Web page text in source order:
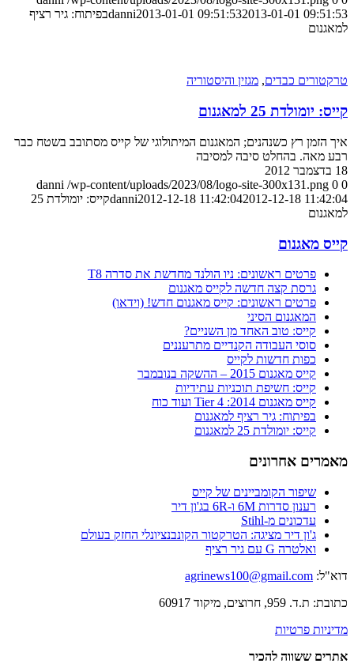
danni2013-01-01 09:51:532013-01-01 09:51:53
בפיתוח: גיר רציף
למאגנום
טרקטורים כבדים, מגזין והיסטוריה
קייס: יומולדת 25 למאגנום
איך הזמן רץ כשנהנים; המאגנום המיתולוגי של קייס מסתובב בשטח כבר
רבע מאה. בהחלט סיבה למסיבה
18 בדצמבר 2012
0
0
danni /wp-content/uploads/2023/08/logo-site-300x131.png
danni2012-12-18 11:42:042012-12-18 11:42:04
קייס: יומולדת 25
למאגנום
קייס מאגנום
פרטים ראשונים: ניו הולנד מחדשת את סדרה T8
גרסת קצה חדשה לקייס מאגנום
פרטים ראשונים: קייס מאגנום חדש! (וידאו)
המאגנום הסיני
קייס: טוב האחד מן השניים?
סוסי העבודה הקנדיים מתרעננים
כפות חדשות לקייס
קייס מאגנום 2015 – ההשקה בנובמבר
קייס: חשיפת תוכניות עתידיות
קייס מאגנום 2014: Tier 4 ועוד כוח
בפיתוח: גיר רציף למאגנום
קייס: יומולדת 25 למאגנום
מאמרים אחרונים
שיפור הקומביינים של קייס
רענון סדרות 6M ו-6R בג'ון דיר
עדכונים מ-Stihl
ג'ון דיר מציגה: הטרקטור הקונבנציונלי החזק בעולם
ואלטרה G עם גיר רציף
דוא"ל: agrinews100@gmail.com
כתובת: ת.ד. 959, חרוצים, מיקוד 60917
מדיניות פרטיות
אתרים ששווה להכיר